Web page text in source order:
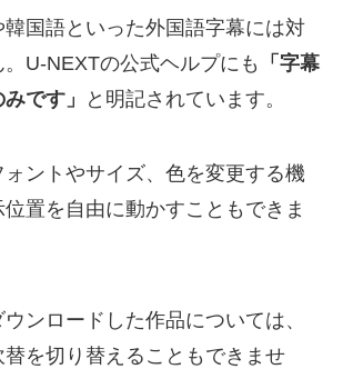
国語といった外国語字幕には対
U-NEXTの公式ヘルプにも
「字幕
です」
と明記されています。
ォントやサイズ、色を変更する機
置を自由に動かすこともできま
ンロードした作品については、
を切り替えることもできませ